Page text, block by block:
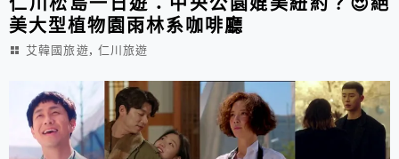
美大型植物園雨林系咖啡廳
艾韓國旅遊, 仁川旅遊